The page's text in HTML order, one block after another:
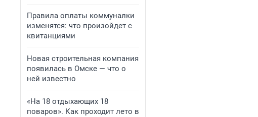
Правила оплаты коммуналки
изменятся: что произойдет с
квитанциями
Новая строительная компания
появилась в Омске — что о
ней известно
«На 18 отдыхающих 18
поваров». Как проходит лето в